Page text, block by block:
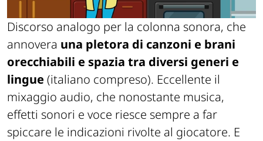
Discorso analogo per la colonna sonora, che
annovera una pletora di canzoni e brani
orecchiabili e spazia tra diversi generi e
lingue (italiano compreso). Eccellente il
mixaggio audio, che nonostante musica,
effetti sonori e voce riesce sempre a far
spiccare le indicazioni rivolte al giocatore. E